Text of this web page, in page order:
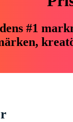
#1